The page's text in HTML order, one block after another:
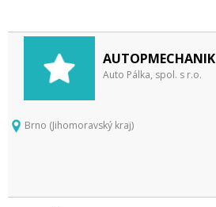
AUTOPMECHANIK
Auto Pálka, spol. s r.o.
Brno (Jihomoravský kraj)